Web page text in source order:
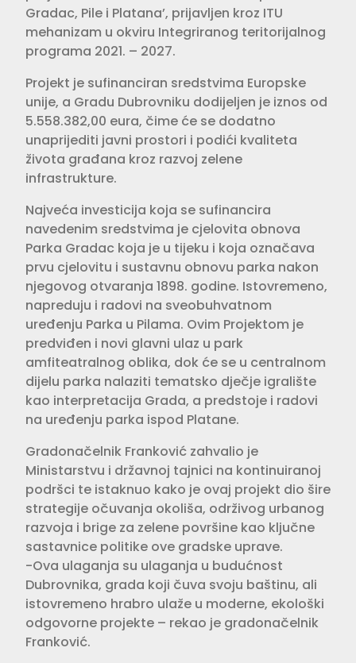
Gradac, Pile i Platana’, prijavljen kroz ITU
mehanizam u okviru Integriranog teritorijalnog
programa 2021. – 2027.
Projekt je sufinanciran sredstvima Europske
unije, a Gradu Dubrovniku dodijeljen je iznos od
5.558.382,00 eura, čime će se dodatno
unaprijediti javni prostori i podići kvaliteta
života građana kroz razvoj zelene
infrastrukture.
Najveća investicija koja se sufinancira
navedenim sredstvima je cjelovita obnova
Parka Gradac koja je u tijeku i koja označava
prvu cjelovitu i sustavnu obnovu parka nakon
njegovog otvaranja 1898. godine. Istovremeno,
napreduju i radovi na sveobuhvatnom
uređenju Parka u Pilama. Ovim Projektom je
predviđen i novi glavni ulaz u park
amfiteatralnog oblika, dok će se u centralnom
dijelu parka nalaziti tematsko dječje igralište
kao interpretacija Grada, a predstoje i radovi
na uređenju parka ispod Platane.
Gradonačelnik Franković zahvalio je
Ministarstvu i državnoj tajnici na kontinuiranoj
podršci te istaknuo kako je ovaj projekt dio šire
strategije očuvanja okoliša, održivog urbanog
razvoja i brige za zelene površine kao ključne
sastavnice politike ove gradske uprave.
-Ova ulaganja su ulaganja u budućnost
Dubrovnika, grada koji čuva svoju baštinu, ali
istovremeno hrabro ulaže u moderne, ekološki
odgovorne projekte – rekao je gradonačelnik
Franković.